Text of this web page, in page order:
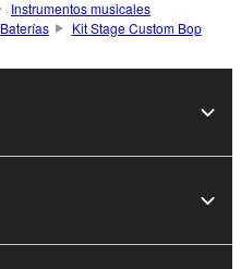
Instrumentos musicales
Baterías Kit Stage Custom Bop